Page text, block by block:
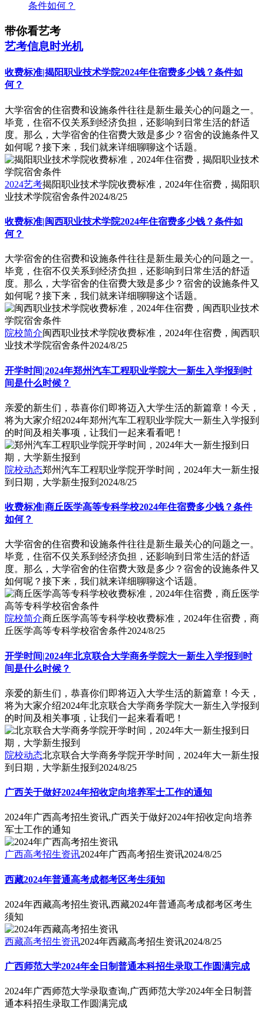
条件如何？
带你看艺考
艺考信息时光机
收费标准|揭阳职业技术学院2024年住宿费多少钱？条件如
何？
大学宿舍的住宿费和设施条件往往是新生最关心的问题之一。
毕竟，住宿不仅关系到经济负担，还影响到日常生活的舒适
度。那么，大学宿舍的住宿费大致是多少？宿舍的设施条件又
如何呢？接下来，我们就来详细聊聊这个话题。
2024艺考揭阳职业技术学院收费标准，2024年住宿费，揭阳职
业技术学院宿舍条件2024/8/25
收费标准|闽西职业技术学院2024年住宿费多少钱？条件如
何？
大学宿舍的住宿费和设施条件往往是新生最关心的问题之一。
毕竟，住宿不仅关系到经济负担，还影响到日常生活的舒适
度。那么，大学宿舍的住宿费大致是多少？宿舍的设施条件又
如何呢？接下来，我们就来详细聊聊这个话题。
院校简介闽西职业技术学院收费标准，2024年住宿费，闽西职
业技术学院宿舍条件2024/8/25
开学时间|2024年郑州汽车工程职业学院大一新生入学报到时
间是什么时候？
亲爱的新生们，恭喜你们即将迈入大学生活的新篇章！今天，
将为大家介绍2024年郑州汽车工程职业学院大一新生入学报到
的时间及相关事项，让我们一起来看看吧！
院校动态郑州汽车工程职业学院开学时间，2024年大一新生报
到日期，大学新生报到 2024/8/25
收费标准|商丘医学高等专科学校2024年住宿费多少钱？条件
如何？
大学宿舍的住宿费和设施条件往往是新生最关心的问题之一。
毕竟，住宿不仅关系到经济负担，还影响到日常生活的舒适
度。那么，大学宿舍的住宿费大致是多少？宿舍的设施条件又
如何呢？接下来，我们就来详细聊聊这个话题。
院校简介商丘医学高等专科学校收费标准，2024年住宿费，商
丘医学高等专科学校宿舍条件2024/8/25
开学时间|2024年北京联合大学商务学院大一新生入学报到时
间是什么时候？
亲爱的新生们，恭喜你们即将迈入大学生活的新篇章！今天，
将为大家介绍2024年北京联合大学商务学院大一新生入学报到
的时间及相关事项，让我们一起来看看吧！
院校动态北京联合大学商务学院开学时间，2024年大一新生报
到日期，大学新生报到 2024/8/25
广西关于做好2024年招收定向培养军士工作的通知
2024年广西高考招生资讯,广西关于做好2024年招收定向培养
军士工作的通知
广西高考招生资讯2024年广西高考招生资讯2024/8/25
西藏2024年普通高考成都考区考生须知
2024年西藏高考招生资讯,西藏2024年普通高考成都考区考生
须知
西藏高考招生资讯2024年西藏高考招生资讯2024/8/25
广西师范大学2024年全日制普通本科招生录取工作圆满完成
2024年广西师范大学录取查询,广西师范大学2024年全日制普
通本科招生录取工作圆满完成